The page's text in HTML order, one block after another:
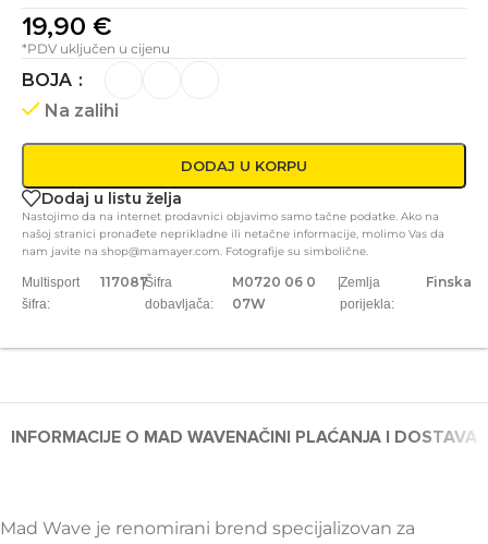
19,90 €
*PDV uključen u cijenu
BOJA
Na zalihi
DODAJ U KORPU
Dodaj u listu želja
Nastojimo da na internet prodavnici objavimo samo tačne podatke. Ako na
našoj stranici pronađete neprikladne ili netačne informacije, molimo Vas da
nam javite na shop@mamayer.com. Fotografije su simbolične.
Multisport
šifra:
117087
|Šifra
dobavljača:
M0720 06 0
07W
|Zemlja
porijekla:
Finska
INFORMACIJE O MAD WAVENAČINI PLAĆANJA I DOSTAVA
Mad Wave je renomirani brend specijalizovan za